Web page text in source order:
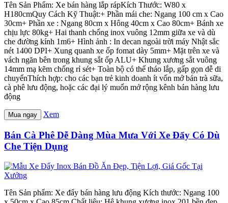
Tên Sản Phẩm: Xe bán hàng lắp rápKích Thước: W80 x
H180cmQuy Cách Kỹ Thuật:+ Phần mái che: Ngang 100 cm x Cao
30cm+ Phần xe : Ngang 80cm x Hông 40cm x Cao 80cm+ Bánh xe
chịu lực 80kg+ Hai thanh chống inox vuông 12mm giữa xe và dù
che đường kính 1m6+ Hình ảnh : In decan ngoài trời máy Nhật sắc
nét 1400 DPI+ Xung quanh xe ốp fomat dày 5mm+ Mặt trên xe và
vách ngăn bên trong khung sắt ốp ALU+ Khung xương sắt vuông
14mm mạ kẽm chống rỉ sét+ Toàn bộ có thể tháo lắp, gấp gọn dễ di
chuyểnThích hợp: cho các bạn trẻ kinh doanh ít vốn mở bán trà sữa,
cà phê lưu động, hoặc các đại lý muốn mở rộng kênh bán hàng lưu
động
Mua ngay Xem
Bán Cà Phê Dễ Dàng Mùa Mưa Với Xe Đẩy Có Dù
Che Tiện Dụng
Tên Sản phẩm: Xe đẩy bán hàng lưu động Kích thước: Ngang 100